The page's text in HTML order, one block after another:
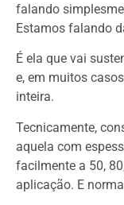
falando
Estamos falando
É ela que vai
e, em muitos
inteira.
Tecnicamente,
aquela com
facilmente a 50,
aplicação. E